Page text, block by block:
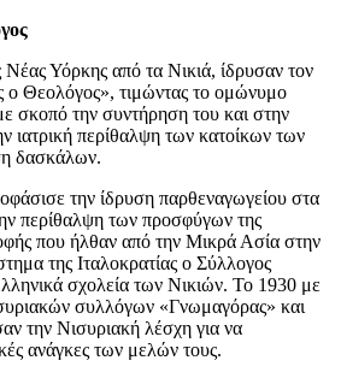
Νέας Υόρκης από τα Νικιά, ίδρυσαν τον
ο Θεολόγος», τιμώντας το ομώνυμο
σκοπό την συντήρηση του και στην
ιατρική περίθαλψη των κατοίκων των
δασκάλων.
την ίδρυση παρθεναγωγείου στα
περίθαλψη των προσφύγων της
που ήλθαν από την Μικρά Ασία στην
της Ιταλοκρατίας ο Σύλλογος
σχολεία των Νικιών. Το 1930 με
συλλόγων «Γνωμαγόρας» και
την Νισυριακή λέσχη για να
ανάγκες των μελών τους.